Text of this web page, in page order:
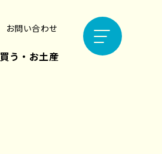
お問い合わせ
買う・お土産